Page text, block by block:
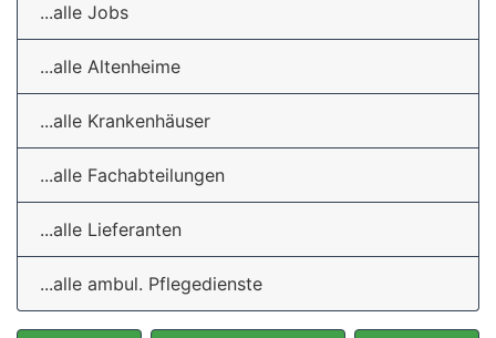
...alle Jobs
...alle Altenheime
...alle Krankenhäuser
...alle Fachabteilungen
...alle Lieferanten
...alle ambul. Pflegedienste